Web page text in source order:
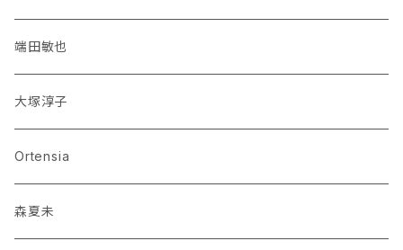
端田敏也
大塚淳子
Ortensia
森夏未